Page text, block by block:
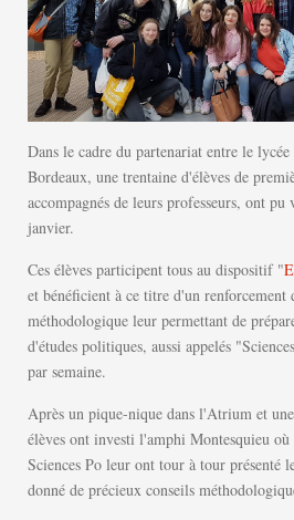
Dans le cadre du partenariat entre le
Bordeaux, une trentaine d'élèves de
accompagnés de leurs professeurs, ont
janvier.
Ces élèves participent tous au dispositif "
et bénéficient à ce titre d'un renforcement
méthodologique leur permettant de
d'études politiques, aussi appelés
par semaine.
Après un pique-nique dans l'Atrium et
élèves ont investi l'amphi Montesquieu où
Sciences Po leur ont tour à tour présenté
donné de précieux conseils